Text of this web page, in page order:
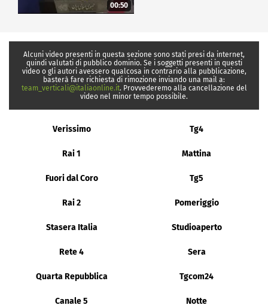
00:50
Alcuni video presenti in questa sezione sono stati presi da internet,
quindi valutati di pubblico dominio. Se i soggetti presenti in questi
video o gli autori avessero qualcosa in contrario alla pubblicazione,
basterà fare richiesta di rimozione inviando una mail a:
team_verticali@italiaonline.it. Provvederemo alla cancellazione del
video nel minor tempo possibile.
Verissimo Tg4
Rai 1 Mattina
Fuori dal Coro Tg5
Rai 2 Pomeriggio
Stasera Italia Studioaperto
Rete 4 Sera
Quarta Repubblica Tgcom24
Canale 5 Notte